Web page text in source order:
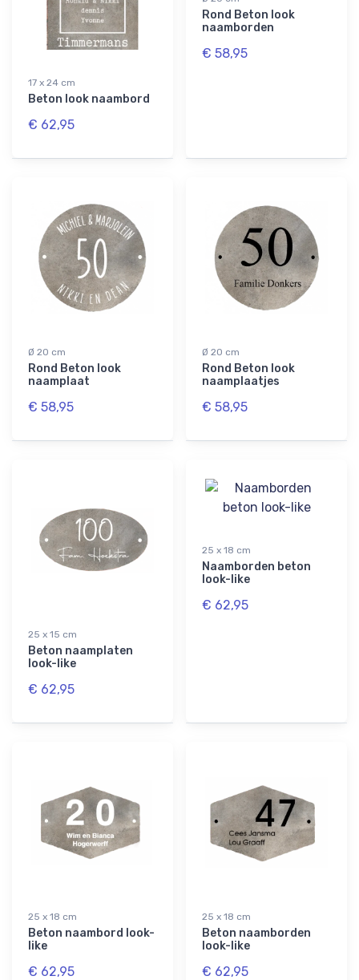
17 x 24 cm
Beton look naambord
€ 62,95
Rond Beton look
naamborden
€ 58,95
Ø 20 cm
Rond Beton look
naamplaat
€ 58,95
Ø 20 cm
Rond Beton look
naamplaatjes
€ 58,95
25 x 15 cm
Beton naamplaten
look-like
€ 62,95
25 x 18 cm
Naamborden beton
look-like
€ 62,95
25 x 18 cm
Beton naambord look-
like
€ 62,95
25 x 18 cm
Beton naamborden
look-like
€ 62,95